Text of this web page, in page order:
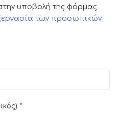
υποβολή της φόρμας
των προσωπικών
*